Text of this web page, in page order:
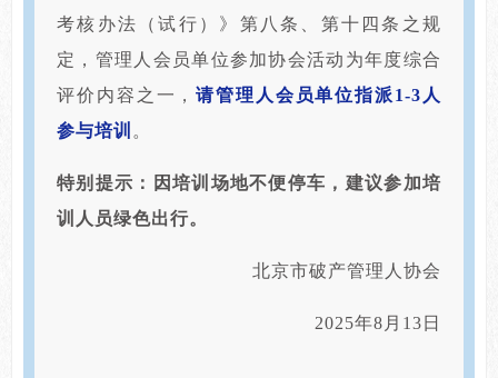
考核办法（试行）》第八条、第十四条之规
定，管理人会员单位参加协会活动为年度综合
评价内容之一，请管理人会员单位指派1-3人
参与培训 。
特别提示：因培训场地不便停车，建议参加培
训人员绿色出行。
北京市破产管理人协会
2025年8月13日